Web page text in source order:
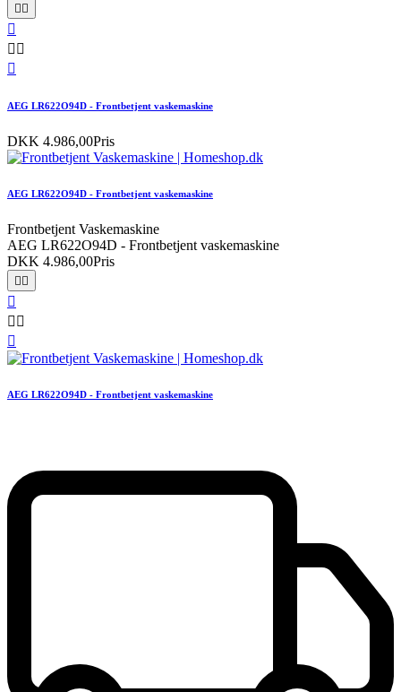
 

 

AEG LR622O94D - Frontbetjent vaskemaskine
DKK 4.986,00Pris
AEG LR622O94D - Frontbetjent vaskemaskine
Frontbetjent Vaskemaskine
AEG LR622O94D - Frontbetjent vaskemaskine
DKK 4.986,00Pris
 

 

AEG LR622O94D - Frontbetjent vaskemaskine